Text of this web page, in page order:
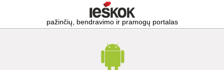
pažinčių, bendravimo ir pramogų portalas